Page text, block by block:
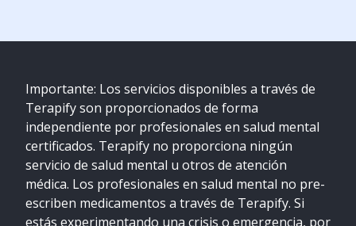
Importante: Los servicios disponibles a través de
Terapify son proporcionados de forma
independiente por profesionales en salud mental
certificados. Terapify no proporciona ningún
servicio de salud mental u otros de atención
médica. Los profesionales en salud mental no pre-
escriben medicamentos a través de Terapify. Si
estás experimentando una crisis o emergencia, por